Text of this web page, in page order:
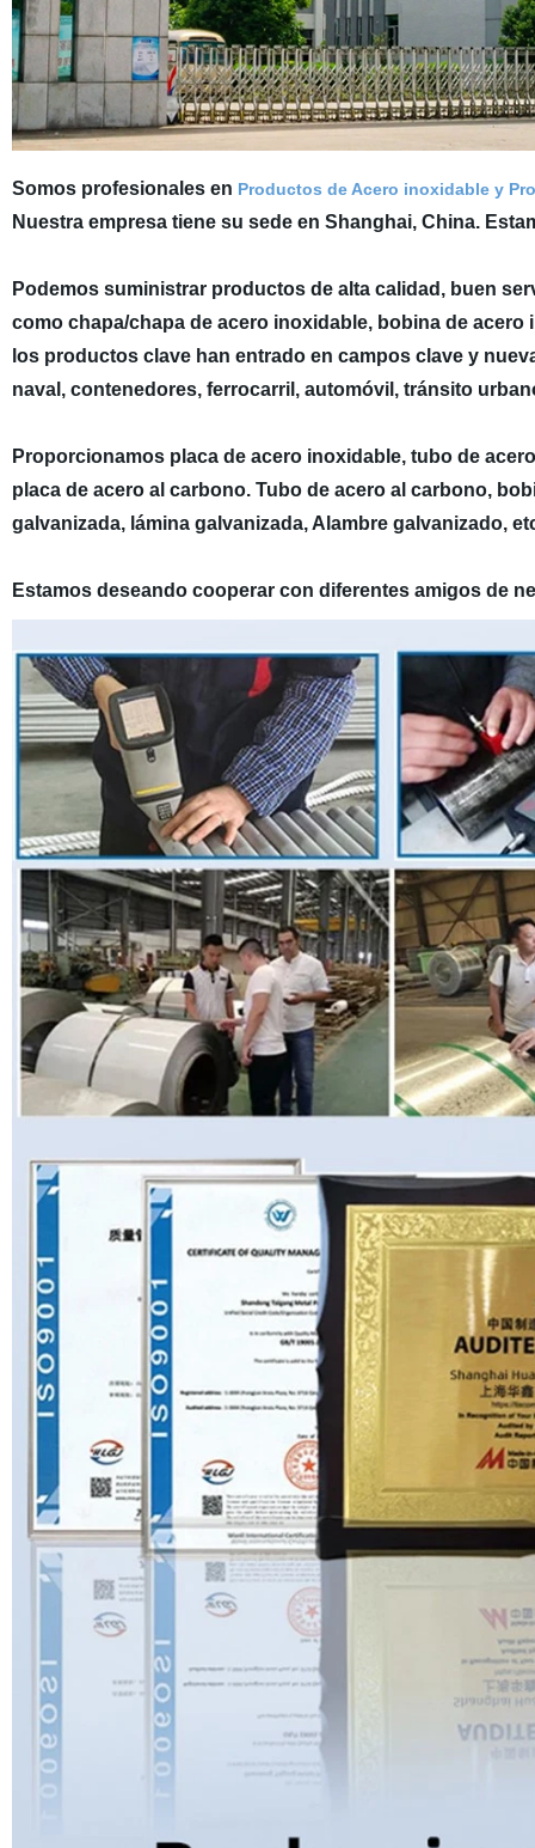
Somos profesionales en Productos de Acero inoxidable y
Nuestra empresa tiene su sede en Shanghai, China.
Podemos suministrar productos de alta calidad, buen
como chapa/chapa de acero inoxidable, bobina de
los productos clave han entrado en campos clave y
naval, contenedores, ferrocarril, automóvil, tránsito
Proporcionamos placa de acero inoxidable, tubo de
placa de acero al carbono. Tubo de acero al carbono,
galvanizada, lámina galvanizada, Alambre galvanizado,
Estamos deseando cooperar con diferentes amigos de